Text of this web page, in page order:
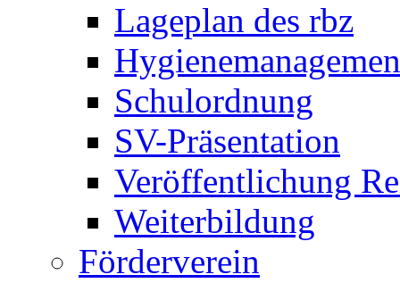
Lageplan des rbz
Schulordnung
SV-Präsentation
Veröffentlichung
Weiterbildung
Förderverein